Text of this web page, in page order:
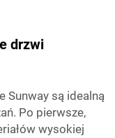
drzwi
Sunway są idealną
Po pierwsze,
wysokiej